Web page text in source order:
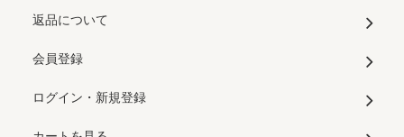
返品について
会員登録
ログイン・新規登録